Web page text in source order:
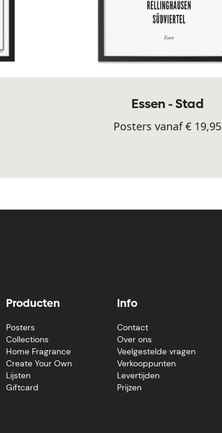
Essen - Stad
Posters vanaf € 19,95
Producten
Posters
Collections
Home Fragrance
Create Your Own
Lijsten
Giftcard
Info
Contact
Over ons
Veelgestelde vragen
Verkooppunten
Levertijden
Prijzen